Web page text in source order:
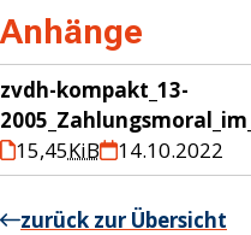
Anhänge
zvdh-kompakt_13-
15,45KiB 14.10.2022
zurück zur Übersicht